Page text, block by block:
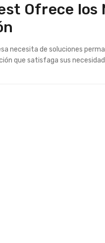
Ofrece los
necesita de soluciones
que satisfaga sus